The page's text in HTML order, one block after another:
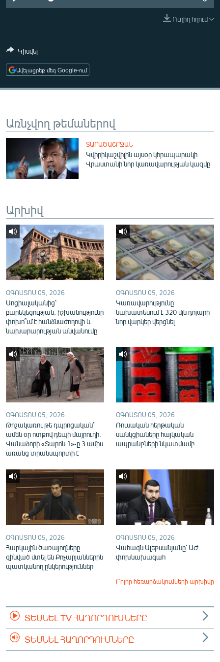
ՄԻՋԱԶԳԱՅԻՆ
ՄԵԿՆԱԲԱՆՈՒԹՅՈՒՆ
ՏՏ ԵՒ ԻՆՏԵՐՆԵՏ
ՏԵՍԱՆՅՈՒԹԵՐ
ԲԱՆԱՎԵՃ
ՁԳՏԵԼՈՎ ԼԱՎԱԳՈՒՅՆԻՆ
Հայերեն
English
Русский
ՀԵՏԵՎԵՔ ՄԵԶ
Ուղիղ հղում
Կիսվել
Ավելացրեք մեզ Google-ում
Առնչվող թեմաներով
ՏԱՐԱԾԱՇՐՋԱՆ
Կվիրիկաշվիլին այսօր կհրապարակի
Վրաստանի նոր կառավարության կազմը
Արխիվ
ՕԳՈՍՏՈՍ 05, 2026
Սոցիալականից՝
բարեկեցության. իշխանությունը
փոխո՞ւմ է հանձնաժողովի և
նախարարության անվանումը
ՕԳՈՍՏՈՍ 05, 2026
Կառավարությունը
նախատեսում է 320 մլն դոլարի
նոր վարկեր վերցնել
ՕԳՈՍՏՈՍ 05, 2026
Թոշակառու թե դպրոցական՝
ամեն օր ոտքով դեպի մայրուղի.
Վանաձորի «Տարոն 1»-ը 3 ամիս
առանց տրանսպորտի է
ՕԳՈՍՏՈՍ 05, 2026
Ռուսական հերթական
սանկցիաները հայկական
ապրանքների նկատմամբ
ՕԳՈՍՏՈՍ 05, 2026
Հարկային ծառայողները
զինված մտել են Քոչարյաններին
պատկանող ընկերություններ
ՕԳՈՍՏՈՍ 05, 2026
Վահագն Ալեքսանյանը՝ ԱԺ
փոխնախագահ
Բոլոր հեռարձակումների արխիվը
ՏԵՍՆԵԼ TV ՀԱՂՈՐԴՈՒՄՆԵՐԸ
ՏԵՍՆԵԼ ՀԱՂՈՐԴՈՒՄՆԵՐԸ